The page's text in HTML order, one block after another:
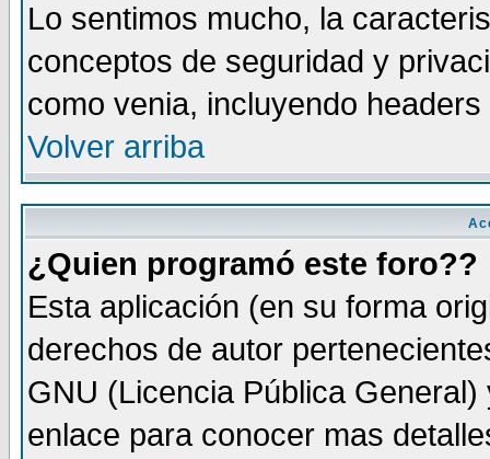
Lo sentimos mucho, la
conceptos de seguridad y
como venia, incluyendo
Volver arriba
¿Quien programó este foro??
Esta aplicación (en su forma
derechos de autor
GNU (Licencia Pública
enlace para conocer mas